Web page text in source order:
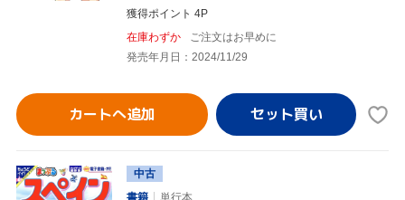
獲得ポイント 4P
在庫わずか
ご注文はお早めに
発売年月日：2024/11/29
カートへ追加
中古
書籍
単行本